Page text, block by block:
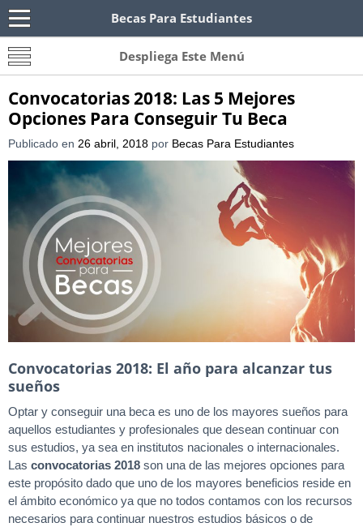
Becas Para Estudiantes
Becas Para Paraguayos
Oferta de becas para Paraguayos. Encuentra las
convocatorias y requisitos de becas para
Despliega Este Menú
Convocatorias 2018: Las 5 Mejores
Opciones Para Conseguir Tu Beca
Publicado en 26 abril, 2018 por Becas Para Estudiantes
Convocatorias 2018: El año para alcanzar tus
sueños
Optar y conseguir una beca es uno de los mayores sueños para
aquellos estudiantes y profesionales que desean continuar con
sus estudios, ya sea en institutos nacionales o internacionales.
Las convocatorias 2018 son una de las mejores opciones para
este propósito dado que uno de los mayores beneficios reside en
el ámbito económico ya que no todos contamos con los recursos
necesarios para continuar nuestros estudios básicos o de